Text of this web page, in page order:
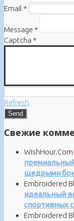
Email *
Message *
Captcha *
Refresh
Свежие
WishHour.Com
щедрыми
Embroidered
идеальный
спортивных
Embroidered